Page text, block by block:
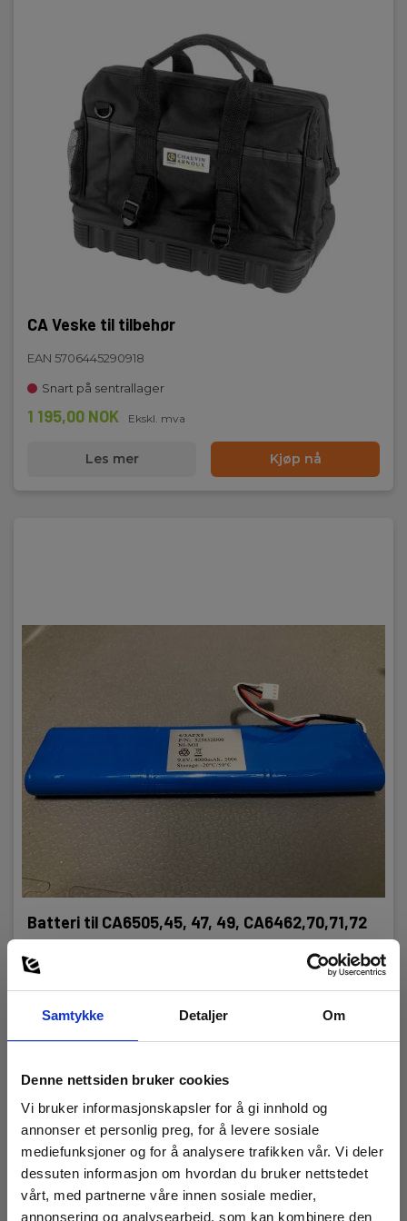
Samtykke Detaljer Om
Denne nettsiden bruker cookies
Vi bruker informasjonskapsler for å gi innhold og
annonser et personlig preg, for å levere sosiale
mediefunksjoner og for å analysere trafikken vår. Vi deler
dessuten informasjon om hvordan du bruker nettstedet
vårt, med partnerne våre innen sosiale medier,
annonsering og analysearbeid, som kan kombinere den
Hukommelse
Internt:
Kommunikation
Kommunikation:
RS232
Programvare:
Standarder og normer
Strømforsyning/lader
Nettspenning:
85 V - 256 V AC
1 NiMH (inkl.)
IP-kode:
IP53
Dimensioner
H x B x D:
250 mm x 270 mm x 180 mm
CA Veske til tilbehør
EAN 5706445290918
Snart på sentrallager
1 195,00 NOK Ekskl. mva
Les mer Kjøp nå
Batteri til CA6505,45, 47, 49, CA6462,70,71,72
EAN 3760171416181
EL.NR 8023878
Les mer